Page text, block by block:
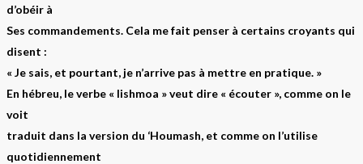
d’obéir à
Ses commandements. Cela me fait penser à certains croyants qui
disent :
« Je sais, et pourtant, je n’arrive pas à mettre en pratique. »
En hébreu, le verbe « lishmoa » veut dire « écouter », comme on le
voit
traduit dans la version du ‘Houmash, et comme on l’utilise
quotidiennement